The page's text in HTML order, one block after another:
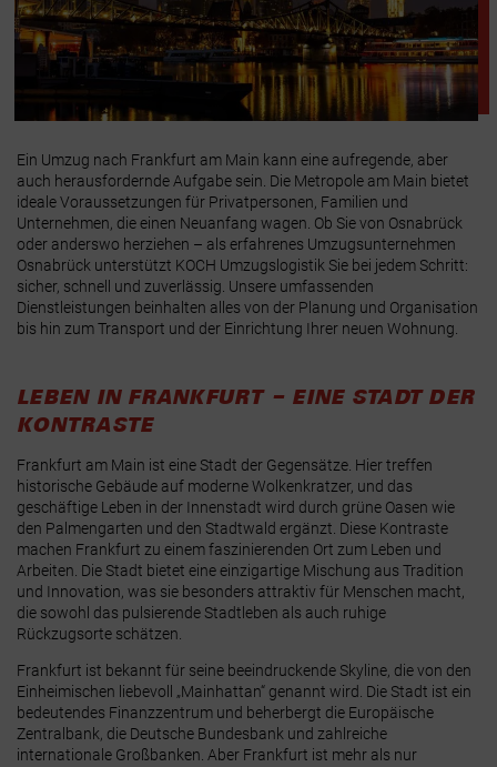
Ein Umzug nach Frankfurt am Main kann eine aufregende, aber
auch herausfordernde Aufgabe sein. Die Metropole am Main bietet
ideale Voraussetzungen für Privatpersonen, Familien und
Unternehmen, die einen Neuanfang wagen. Ob Sie von Osnabrück
oder anderswo herziehen – als erfahrenes Umzugsunternehmen
Osnabrück unterstützt KOCH Umzugslogistik Sie bei jedem Schritt:
sicher, schnell und zuverlässig. Unsere umfassenden
Dienstleistungen beinhalten alles von der Planung und Organisation
bis hin zum Transport und der Einrichtung Ihrer neuen Wohnung.
LEBEN IN FRANKFURT – EINE STADT DER
KONTRASTE
Frankfurt am Main ist eine Stadt der Gegensätze. Hier treffen
historische Gebäude auf moderne Wolkenkratzer, und das
geschäftige Leben in der Innenstadt wird durch grüne Oasen wie
den Palmengarten und den Stadtwald ergänzt. Diese Kontraste
machen Frankfurt zu einem faszinierenden Ort zum Leben und
Arbeiten. Die Stadt bietet eine einzigartige Mischung aus Tradition
und Innovation, was sie besonders attraktiv für Menschen macht,
die sowohl das pulsierende Stadtleben als auch ruhige
Rückzugsorte schätzen.
Frankfurt ist bekannt für seine beeindruckende Skyline, die von den
Einheimischen liebevoll „Mainhattan“ genannt wird. Die Stadt ist ein
bedeutendes Finanzzentrum und beherbergt die Europäische
Zentralbank, die Deutsche Bundesbank und zahlreiche
internationale Großbanken. Aber Frankfurt ist mehr als nur